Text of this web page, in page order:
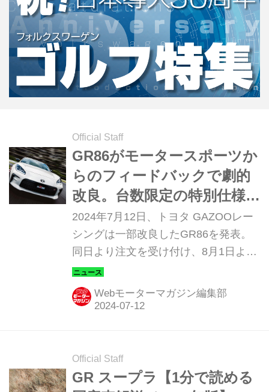
Official Staff
GR86がモータースポーツか
らのフィードバックで劇的
改良。台数限定の特別仕様車
「リッジグリーン リミテッ
ド」も発表
2024年7月12日、トヨタ GAZOOレー
シングは一部改良したGR86を発表。
同日より注文を受け付け、8月1日より
発売開始する。また、RZをベースとし
た200台限定の特別仕様車「Ridge
Green Limited（リッジグリーン リミ
り販売する。
Webモーターマガジン編集部
Official Staff
GR スープラ【1分で読める